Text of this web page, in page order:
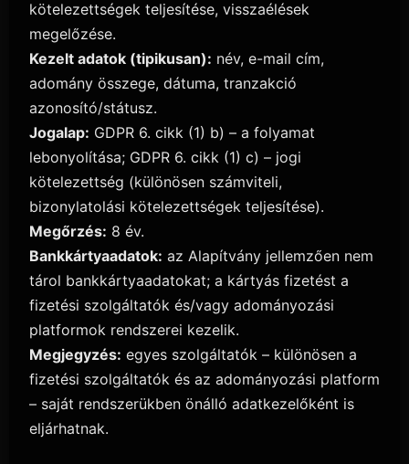
kötelezettségek teljesítése, visszaélések
megelőzése.
Kezelt adatok (tipikusan): név, e-mail cím,
adomány összege, dátuma, tranzakció
azonosító/státusz.
Jogalap: GDPR 6. cikk (1) b) – a folyamat
lebonyolítása; GDPR 6. cikk (1) c) – jogi
kötelezettség (különösen számviteli,
bizonylatolási kötelezettségek teljesítése).
Megőrzés: 8 év.
Bankkártyaadatok: az Alapítvány jellemzően nem
tárol bankkártyaadatokat; a kártyás fizetést a
fizetési szolgáltatók és/vagy adományozási
platformok rendszerei kezelik.
Megjegyzés: egyes szolgáltatók – különösen a
fizetési szolgáltatók és az adományozási platform
– saját rendszerükben önálló adatkezelőként is
eljárhatnak.